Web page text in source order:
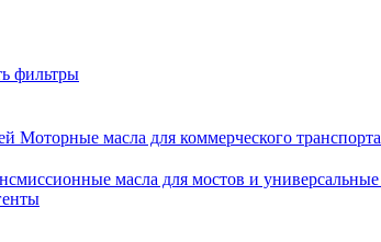
фильтры
Моторные масла для коммерческого транспорта
масла для мостов и универсальные